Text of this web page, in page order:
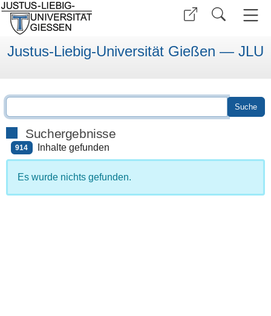
Justus-Liebig-Universität Gießen — JLU
Suchergebnisse
914 Inhalte gefunden
Es wurde nichts gefunden.